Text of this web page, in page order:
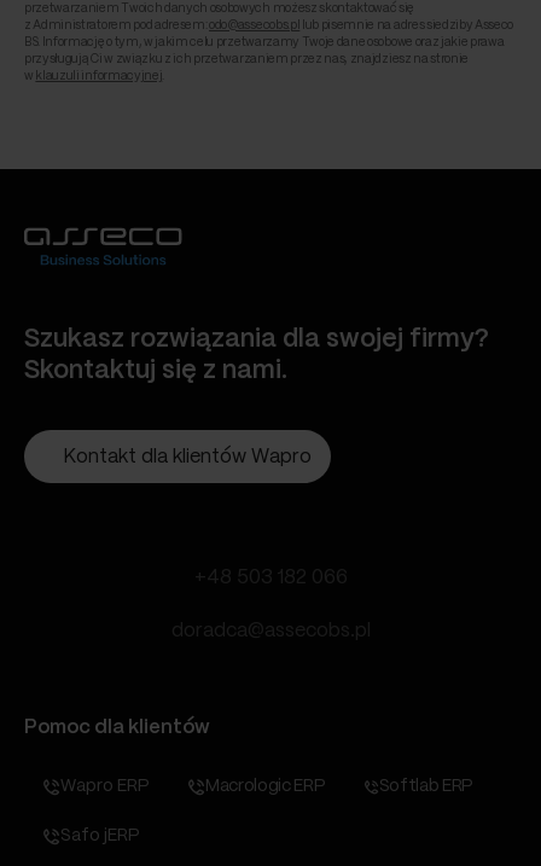
przetwarzaniem Twoich danych osobowych możesz skontaktować się
z Administratorem pod adresem:odo@assecobs.pl
lub pisemnie na adres siedziby Asseco
BS. Informację o tym, w jakim celu przetwarzamy Twoje dane osobowe oraz jakie prawa
przysługują Ci w związku z ich przetwarzaniem przez nas, znajdziesz na stronie
w klauzuli informacyjnej
Szukasz rozwiązania dla swojej firmy?
Skontaktuj się z nami.
Kontakt dla klientów Wapro
+48 503 182 066
doradca@assecobs.pl
Pomoc dla klientów
Wapro ERP Macrologic ERP Softlab ERP
Safo jERP